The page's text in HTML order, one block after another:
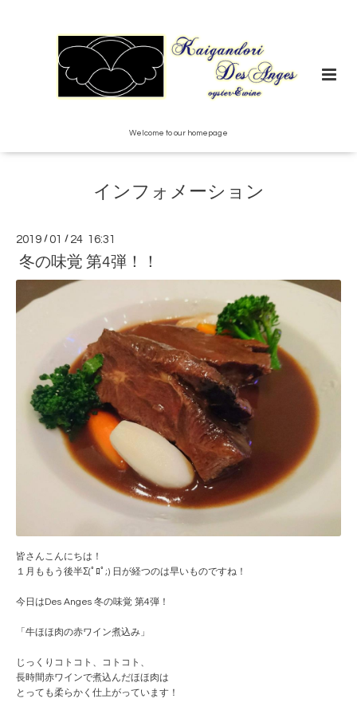
Welcome to our homepage
インフォメーション
2019 /01 / 24 16:31
冬の味覚 第4弾！！
皆さんこんにちは！
１月ももう後半Σ(ﾟﾛﾟ;) 日が経つのは早いものですね！
今日はDes Anges 冬の味覚 第4弾！
「牛ほほ肉の赤ワイン煮込み」
じっくりコトコト、コトコト、
長時間赤ワインで煮込んだほほ肉は
とっても柔らかく仕上がっています！